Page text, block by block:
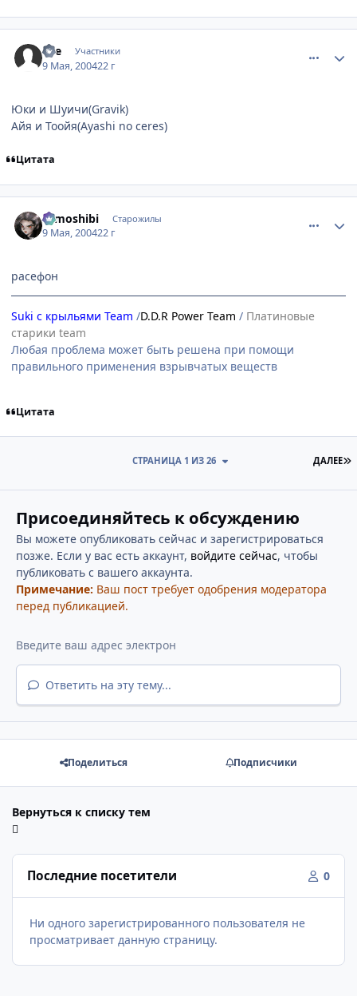
Eve Участники
9 Мая, 200422 г
Юки и Шуичи(Gravik)
Айя и Тоойя(Ayashi no ceres)
Цитата
tomoshibi Старожилы
9 Мая, 200422 г
расефон
Suki с крыльями Team /D.D.R Power Team / Платиновые
старики team
Любая проблема может быть решена при помощи
правильного применения взрывчатых веществ
Цитата
ДАЛЕЕ
СТРАНИЦА 1 ИЗ 26
Присоединяйтесь к обсуждению
Вы можете опубликовать сейчас и зарегистрироваться
позже. Если у вас есть аккаунт, войдите сейчас, чтобы
публиковать с вашего аккаунта.
Примечание: Ваш пост требует одобрения модератора
перед публикацией.
Ответить на эту тему...
Поделиться Подписчики
Вернуться к списку тем
Последние посетители 0
Ни одного зарегистрированного пользователя не
просматривает данную страницу.